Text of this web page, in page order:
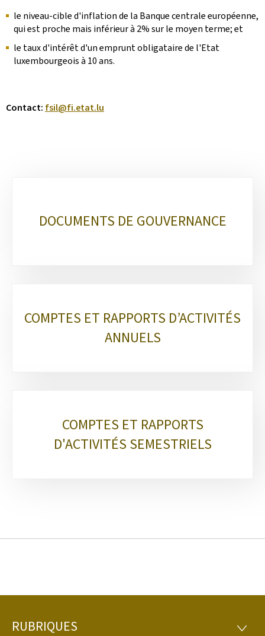
le niveau-cible d'inflation de la Banque centrale européenne,
qui est proche mais inférieur à 2% sur le moyen terme; et
le taux d'intérêt d'un emprunt obligataire de l'Etat
luxembourgeois à 10 ans.
Contact: fsil@fi.etat.lu
rubriquesDOCUMENTS DE GOUVERNANCE
COMPTES ET RAPPORTS D’ACTIVITÉS
ANNUELS
COMPTES ET RAPPORTS
D'ACTIVITÉS SEMESTRIELS
RUBRIQUES